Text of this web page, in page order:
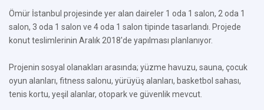
Ömür İstanbul projesinde yer alan daireler 1 oda 1 salon, 2 oda 1
salon, 3 oda 1 salon ve 4 oda 1 salon tipinde tasarlandı. Projede
konut teslimlerinin Aralık 2018'de yapılması planlanıyor.
Projenin sosyal olanakları arasında; yüzme havuzu, sauna, çocuk
oyun alanları, fitness salonu, yürüyüş alanları, basketbol sahası,
tenis kortu, yeşil alanlar, otopark ve güvenlik mevcut.